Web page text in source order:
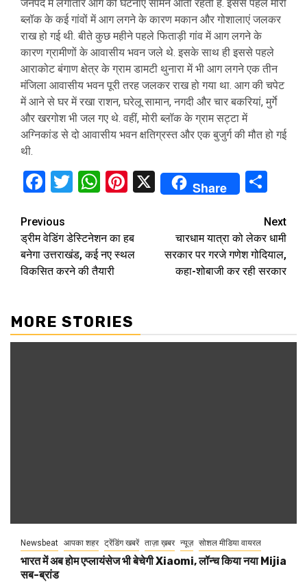
जनपद में लगातार आग की घटनाएं सामने आती रहती हैं. इससे पहले मोरी
ब्लॉक के कई गांवों में आग लगने के कारण मकान और गोशालाएं जलकर
राख हो गई थी. बीते कुछ महीने पहले फिताड़ी गांव में आग लगने के
कारण ग्रामीणों के आवासीय भवन जले थे. इसके साथ ही इससे पहले
आराकोट बंगाण क्षेत्र के ग्राम डामटी थुनारा में भी आग लगने एक तीन
मंजिला आवासीय भवन पूरी तरह जलकर राख हो गया था. आग की चपेट
में आने से घर में रखा राशन, घरेलू सामान, नगदी और चार बकरियां, मुर्गे
और खरगोश भी जल गए थे. वहीं, मोरी ब्लॉक के ग्राम सट्टा में
अग्निकांड से दो आवासीय भवन क्षतिग्रस्त और एक बुजुर्ग की मौत हो गई
थी.
Facebook
Twitter
WhatsApp
Pinterest
X Share
Continue
Reading
Previous
ड्रीम वेडिंग डेस्टिनेशन का हब
बनेगा उत्तराखंड, कई नए स्थल
विकसित करने की तैयारी
Next
चारधाम यात्रा को लेकर धामी
सरकार पर गरजे गणेश गोदियाल,
कहा-शोबाजी कर रही सरकार
MORE STORIES
Newsbeat आपका शहर ट्रेंडिंग खबरें ताज़ा ख़बर न्यूज़ सोशल मीडिया वायरल
भारत में अब होम एप्लायंसेज भी बेचेगी Xiaomi, लॉन्च किया नया Mijia
सब-ब्रांड